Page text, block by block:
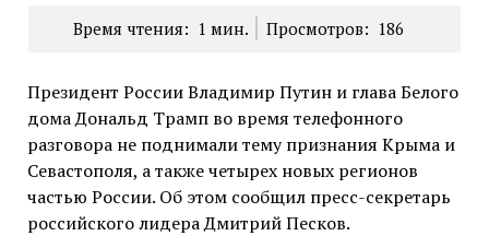
Время чтения: 1 мин. Просмотров: 186
Президент России Владимир Путин и глава Белого
дома Дональд Трамп во время телефонного
разговора не поднимали тему признания Крыма и
Севастополя, а также четырех новых регионов
частью России. Об этом сообщил пресс-секретарь
российского лидера Дмитрий Песков.